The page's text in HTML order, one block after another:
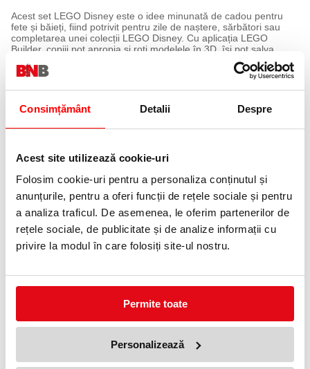
Consimțământ Detalii Despre
Acest site utilizează cookie-uri
Folosim cookie-uri pentru a personaliza conținutul și
anunțurile, pentru a oferi funcții de rețele sociale și pentru
a analiza traficul. De asemenea, le oferim partenerilor de
rețele sociale, de publicitate și de analize informații cu
privire la modul în care folosiți site-ul nostru.
Permite toate
Personalizează
Acest set LEGO Disney este o idee minunată de cadou pentru
fete și băieți, fiind potrivit pentru zile de naștere, sărbători sau
completarea unei colecții LEGO Disney. Cu aplicația LEGO
Builder, copiii pot apropia și roti modelele în 3D, își pot salva
Temă
LEGO Disney
Număr piese
407 piese
Model inclus
Accesorii incluse
Floare și suliță
Funcții
Coronițe detașabile și spațiu ascuns de depozitare
Utilizare
Joacă de rol, construcție creativă și decor inspirat din Moana
Aplicație compatibilă
Kakamora, construcții LEGO creative, joacă imaginativă și
PRODUSE SIMILARE